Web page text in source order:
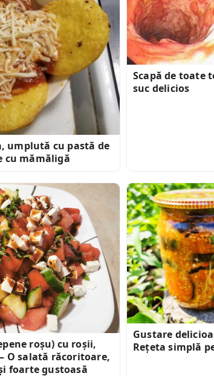
umplută cu pastă de
cu mămăligă
Scapă de toate
suc delicios
roșu) cu roșii,
O salată răcoritoare,
foarte gustoasă
Gustare
Rețeta simplă